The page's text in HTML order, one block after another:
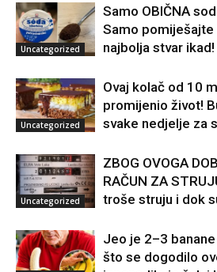
Uncategorized
Samo OBIČNA
Samo pomiješajte
najbolja stvar ikad!
Uncategorized
Ovaj kolač od 10
promijenio život!
svake nedjelje za
Uncategorized
ZBOG OVOGA
RAČUN ZA
troše struju i dok
Jeo je 2–3
što se dogodilo